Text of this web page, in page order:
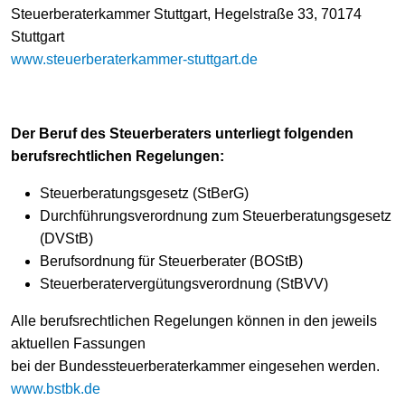
Steuerberaterkammer Stuttgart, Hegelstraße 33, 70174
Stuttgart
www.steuerberaterkammer-stuttgart.de
Der Beruf des Steuerberaters unterliegt folgenden
berufsrechtlichen Regelungen:
Steuerberatungsgesetz (StBerG)
Durchführungsverordnung zum Steuerberatungsgesetz
(DVStB)
Berufsordnung für Steuerberater (BOStB)
Steuerberatervergütungsverordnung (StBVV)
Alle berufsrechtlichen Regelungen können in den jeweils
aktuellen Fassungen
bei der Bundessteuerberaterkammer eingesehen werden.
www.bstbk.de